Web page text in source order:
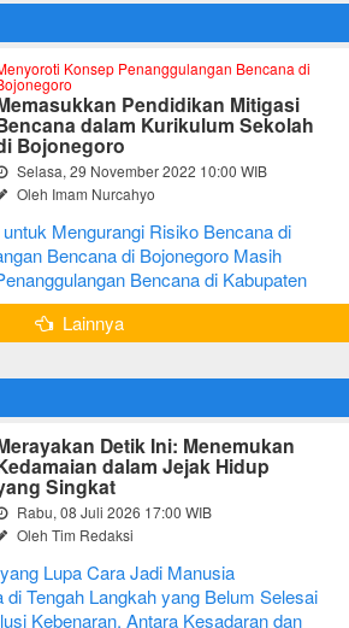
Konsep Penanggulangan Bencana di
Pendidikan Mitigasi
dalam Kurikulum Sekolah
Bojonegoro
Selasa, 29 November 2022 10:00 WIB
Oleh Imam Nurcahyo
Mengurangi Risiko Bencana di
Bencana di Bojonegoro Masih
Darurat
Bencana di Kabupaten
Lainnya
Detik Ini: Menemukan
dalam Jejak Hidup
Singkat
Rabu, 08 Juli 2026 17:00 WIB
Oleh Tim Redaksi
Lupa Cara Jadi Manusia
Tengah Langkah yang Belum Selesai
Kebenaran, Antara Kesadaran dan